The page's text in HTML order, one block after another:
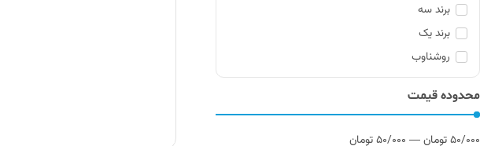
برند سه
برند یک
روشناوب
محدوده قیمت
50/000تومان —
50/000تومان